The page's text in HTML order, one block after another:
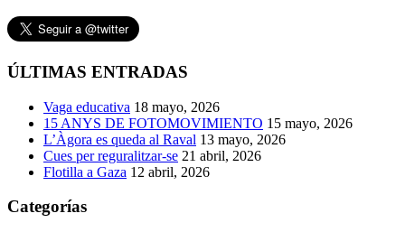
ÚLTIMAS ENTRADAS
Vaga educativa 18 mayo, 2026
15 ANYS DE FOTOMOVIMIENTO 15 mayo, 2026
L’Àgora es queda al Raval 13 mayo, 2026
Cues per reguralitzar-se 21 abril, 2026
Flotilla a Gaza 12 abril, 2026
Categorías